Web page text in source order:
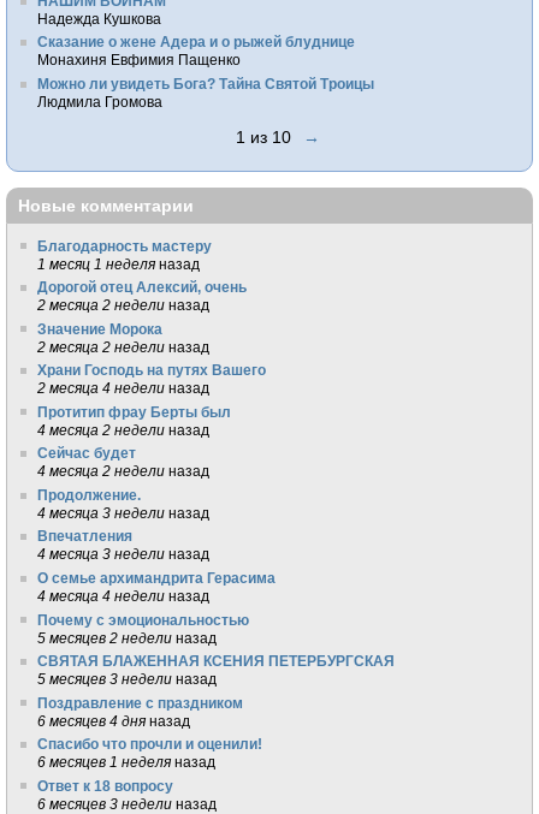
Надежда Кушкова
Сказание о жене Адера и о рыжей блуднице
Монахиня Евфимия Пащенко
Можно ли увидеть Бога? Тайна Святой Троицы
Людмила Громова
1 из 10 →
Новые комментарии
Благодарность мастеру
1 месяц 1 неделя назад
Дорогой отец Алексий, очень
2 месяца 2 недели назад
Значение Морока
2 месяца 2 недели назад
Храни Господь на путях Вашего
2 месяца 4 недели назад
Протитип фрау Берты был
4 месяца 2 недели назад
Сейчас будет
4 месяца 2 недели назад
Продолжение.
4 месяца 3 недели назад
Впечатления
4 месяца 3 недели назад
О семье архимандрита Герасима
4 месяца 4 недели назад
Почему с эмоциональностью
5 месяцев 2 недели назад
СВЯТАЯ БЛАЖЕННАЯ КСЕНИЯ ПЕТЕРБУРГСКАЯ
5 месяцев 3 недели назад
Поздравление с праздником
6 месяцев 4 дня назад
Спасибо что прочли и оценили!
6 месяцев 1 неделя назад
Ответ к 18 вопросу
6 месяцев 3 недели назад